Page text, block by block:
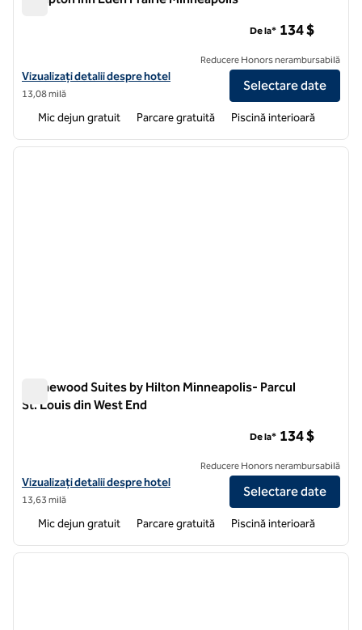
Vizualizați detaliile hotelului Hampton Inn Eden Prairie Minneapolis
Vizualizați detalii despre hotel
13,08 milă
De la* 134 $
Reducere Honors nerambursabilă
Selectare date
Mic dejun gratuit Parcare gratuită Piscină interioară
1 din 12
Homewood Suites by Hilton Minneapolis- Parcul
St. Louis din West End
Vizualizați detaliile hotelului pentru Homewood Suites by Hilton
Vizualizați detalii despre hotel
13,63 milă
De la* 134 $
Reducere Honors nerambursabilă
Selectare date
Mic dejun gratuit Parcare gratuită Piscină interioară
1 din 12